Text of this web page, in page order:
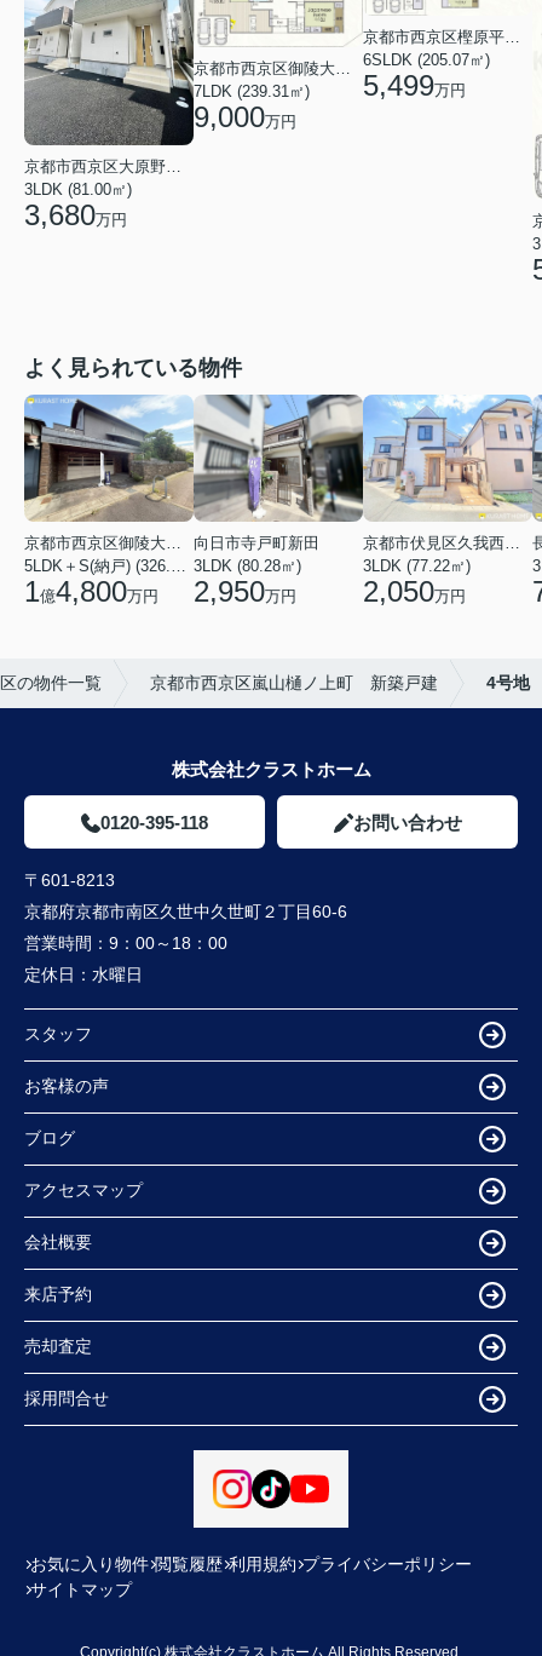
京都市西京区大原野上里男鹿町
3LDK (81.00㎡)
3,680万円
7LDK (239.31㎡)
9,000万円
京都市西京区樫原平田町
6SLDK (205.07㎡)
5,499万円
よく見られている物件
1億4,800万円
向日市寺戸町新田
3LDK (80.28㎡)
2,950万円
3LDK (77.22㎡)
2,050万円
の物件一覧 京都市西京区嵐山樋ノ上町 新築戸建 4号地
株式会社クラストホーム
0120-395-118 お問い合わせ
〒601-8213
京都府京都市南区久世中久世町２丁目60-6
営業時間： 9：00～18：00
定休日： 水曜日
スタッフ
お客様の声
ブログ
アクセスマップ
会社概要
来店予約
売却査定
採用問合せ
お気に入り物件 閲覧履歴 利用規約 プライバシーポリシー
サイトマップ
Copyright(c) 株式会社クラストホーム All Rights Reserved.